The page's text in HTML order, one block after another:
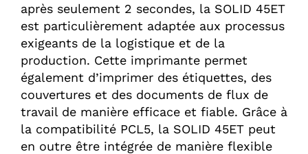
après seulement 2 secondes, la SOLID 45ET
est particulièrement adaptée aux processus
exigeants de la logistique et de la
production. Cette imprimante permet
également d’imprimer des étiquettes, des
couvertures et des documents de flux de
travail de manière efficace et fiable. Grâce à
la compatibilité PCL5, la SOLID 45ET peut
en outre être intégrée de manière flexible